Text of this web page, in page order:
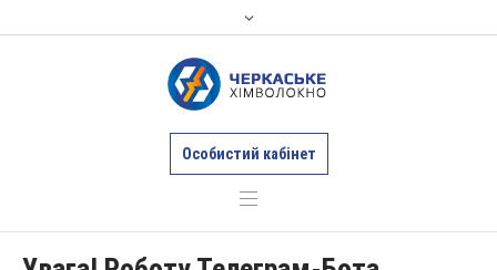
Особистий кабінет